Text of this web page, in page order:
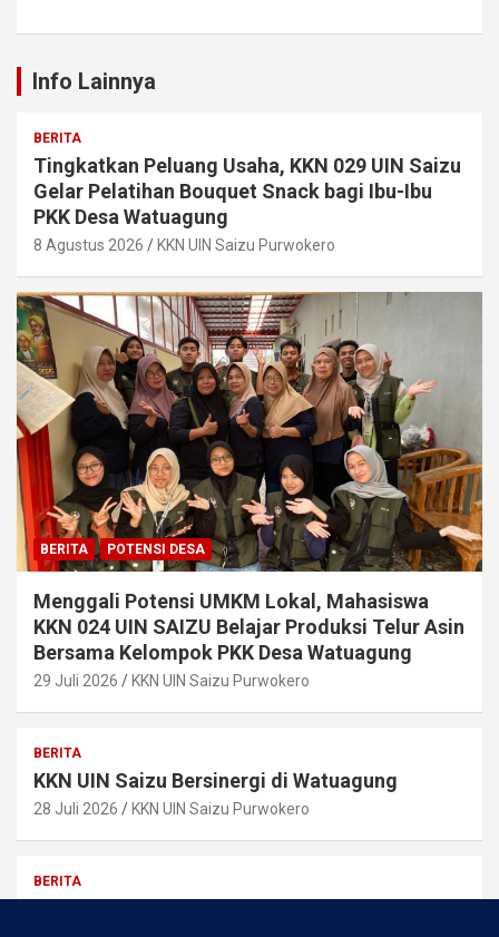
Info Lainnya
BERITA
Tingkatkan Peluang Usaha, KKN 029 UIN Saizu
Gelar Pelatihan Bouquet Snack bagi Ibu-Ibu
PKK Desa Watuagung
8 Agustus 2026 KKN UIN Saizu Purwokero
BERITA POTENSI DESA
Menggali Potensi UMKM Lokal, Mahasiswa
KKN 024 UIN SAIZU Belajar Produksi Telur Asin
Bersama Kelompok PKK Desa Watuagung
29 Juli 2026 KKN UIN Saizu Purwokero
BERITA
KKN UIN Saizu Bersinergi di Watuagung
28 Juli 2026 KKN UIN Saizu Purwokero
BERITA